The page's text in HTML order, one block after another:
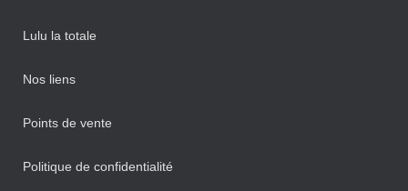
Lulu la totale
Nos liens
Points de vente
Politique de confidentialité